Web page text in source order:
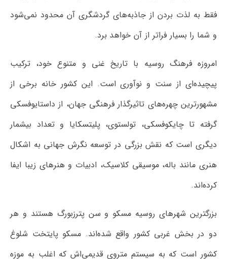
فقط به لذت بردن از جاذبه‌های گردشگری آن محدود نمی‌شود
و شما را بسیار فراتر از آن خواهد برد.
امروزه فرهنگ روسیه با تاریخ غنی و متنوع خود، ترکیب
پیچیده‌ای از سنت و نوآوری است. این کشور خانه برخی از
مشهورترین چهره‌های تاثیرگذار فرهنگی جهان، از داستایوفسکی
گرفته تا چایکوفسکی، تولستوی، پلیتسکایا و تعداد بیشمار
دیگری است که نقش بزرگی در توسعه نگرش جهانی به اشکال
هنری مانند باله، موسیقی کلاسیک، ادبیات و هنرهای زیبا ایفا
کرده‌اند.
بزرگترین شهرهای روسیه مسکو و سن پترزبورگ هستند و هر
دو در بخش غربی کشور واقع شده‌اند. مسکو پایتخت شلوغ
کشور است که به سیستم متروی قدیمی‌اش که اغلب به موزه